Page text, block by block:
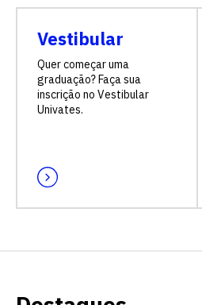
Vestibular
Quer começar uma
graduação? Faça sua
inscrição no Vestibular
Univates.